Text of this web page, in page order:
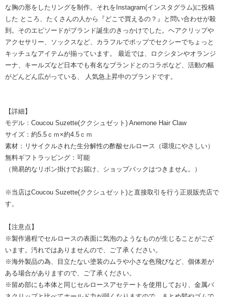
な胸の形をしたリングを制作。それをInstagram(インスタグラム)に投稿
した ところ、たくさんの人から『どこで買えるの？』と問い合わせが殺
到。そのエピソードがブランド誕生のきっかけでした。ヘアクリップや
アクセサリー、ソックスなど、カラフルでポップでセクシーでちょっと
キッチュなアイテムが揃っています。 最近では、ロクシタンやオランジ
ーナ、キールズなど日本でも有名なブランドとのコラボなど、活動の幅
がどんどん広がっている、 人気急上昇中のブランドです。
【詳細】
モデル：Coucou Suzette(ククシュゼット) Anemone Hair Claw
サイズ：約5.5ｃｍ×約4.5ｃｍ
素材：リサイクルされた生分解性の酢酸セルロース（環境にやさしい）
無料ギフトラッピング：可能
（簡易的なリボン掛けでお届け、ショップバックはつきません。）
※当店はCoucou Suzette(ククシュゼット)と直接取引を行う正規販売店で
す。
【注意点】
※製作過程でセルロースの表面に気泡のようなものが生じることがござ
います。汚れではありませんので、ご了承ください。
※海外製品の為、目立たない塗装のムラや小さな色飛びなど、個体差が
ある場合がありますので、ご了承ください。
※留め部にも本体と同じセルロースアセテートを使用しており、金属バ